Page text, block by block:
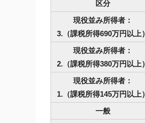
区分
現役並み所得者：
3.（課税所得690万円以上）
現役並み所得者：
2.（課税所得380万円以上）
現役並み所得者：
1.（課税所得145万円以上）
一般